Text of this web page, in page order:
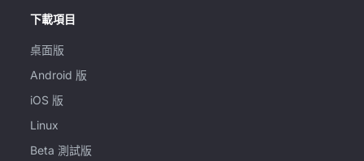
下載項目
桌面版
Android 版
iOS 版
Linux
Beta 測試版